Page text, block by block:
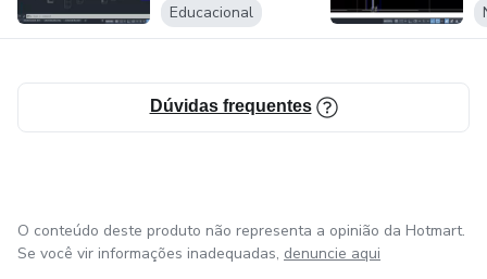
Educacional
Dúvidas frequentes
O conteúdo deste produto não representa a opinião da Hotmart.
Se você vir informações inadequadas, denuncie aqui